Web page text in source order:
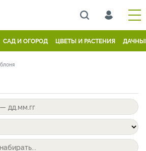
САД И ОГОРОД ЦВЕТЫ И РАСТЕНИЯ